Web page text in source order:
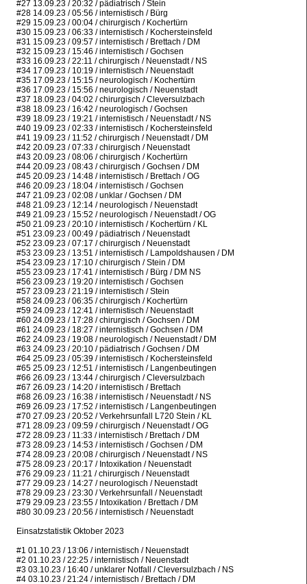
#27 13.09.23 / 20:32 / pädiatrisch / Stein
#28 14.09.23 / 05:56 / internistisch / Bürg
#29 15.09.23 / 00:04 / chirurgisch / Kochertürn
#30 15.09.23 / 06:33 / internistisch / Kochersteinsfeld
#31 15.09.23 / 09:57 / internistisch / Brettach / DM
#32 15.09.23 / 15:46 / internistisch / Gochsen
#33 16.09.23 / 22:11 / chirurgisch / Neuenstadt / NS
#34 17.09.23 / 10:19 / internistisch / Neuenstadt
#35 17.09.23 / 15:15 / neurologisch / Kochertürn
#36 17.09.23 / 15:56 / neurologisch / Neuenstadt
#37 18.09.23 / 04:02 / chirurgisch / Cleversulzbach
#38 18.09.23 / 16:42 / neurologisch / Gochsen
#39 18.09.23 / 19:21 / internistisch / Neuenstadt / NS
#40 19.09.23 / 02:33 / internistisch / Kochersteinsfeld
#41 19.09.23 / 11:52 / chirurgisch / Neuenstadt / DM
#42 20.09.23 / 07:33 / chirurgisch / Neuenstadt
#43 20.09.23 / 08:06 / chirurgisch / Kochertürn
#44 20.09.23 / 08:43 / chirurgisch / Gochsen / DM
#45 20.09.23 / 14:48 / internistisch / Brettach / OG
#46 20.09.23 / 18:04 / internistisch / Gochsen
#47 21.09.23 / 02:08 / unklar / Gochsen / DM
#48 21.09.23 / 12:14 / neurologisch / Neuenstadt
#49 21.09.23 / 15:52 / neurologisch / Neuenstadt / OG
#50 21.09.23 / 20:10 / internistisch / Kochertürn / KL
#51 23.09.23 / 00:49 / pädiatrisch / Neuenstadt
#52 23.09.23 / 07:17 / chirurgisch / Neuenstadt
#53 23.09.23 / 13:51 / internistisch / Lampoldshausen / DM
#54 23.09.23 / 17:10 / chirurgisch / Stein / DM
#55 23.09.23 / 17:41 / internistisch / Bürg / DM NS
#56 23.09.23 / 19:20 / internistisch / Gochsen
#57 23.09.23 / 21:19 / internistisch / Stein
#58 24.09.23 / 06:35 / chirurgisch / Kochertürn
#59 24.09.23 / 12:41 / internistisch / Neuenstadt
#60 24.09.23 / 17:28 / chirurgisch / Gochsen / DM
#61 24.09.23 / 18:27 / internistisch / Gochsen / DM
#62 24.09.23 / 19:08 / neurologisch / Neuenstadt / DM
#63 24.09.23 / 20:10 / pädiatrisch / Gochsen / DM
#64 25.09.23 / 05:39 / internistisch / Kochersteinsfeld
#65 25.09.23 / 12:51 / internistisch / Langenbeutingen
#66 26.09.23 / 13:44 / chirurgisch / Cleversulzbach
#67 26.09.23 / 14:20 / internistisch / Brettach
#68 26.09.23 / 16:38 / internistisch / Neuenstadt / NS
#69 26.09.23 / 17:52 / internistisch / Langenbeutingen
#70 27.09.23 / 20:52 / Verkehrsunfall L720 Stein / KL
#71 28.09.23 / 09:59 / chirurgisch / Neuenstadt / OG
#72 28.09.23 / 11:33 / internistisch / Brettach / DM
#73 28.09.23 / 14:53 / internistisch / Gochsen / DM
#74 28.09.23 / 20:08 / chirurgisch / Neuenstadt / NS
#75 28.09.23 / 20:17 / Intoxikation / Neuenstadt
#76 29.09.23 / 11:21 / chirurgisch / Neuenstadt
#77 29.09.23 / 14:27 / neurologisch / Neuenstadt
#78 29.09.23 / 23:30 / Verkehrsunfall / Neuenstadt
#79 29.09.23 / 23:55 / Intoxikation / Brettach / DM
#80 30.09.23 / 20:56 / internistisch / Neuenstadt
Einsatzstatistik Oktober 2023
#1 01.10.23 / 13:06 / internistisch / Neuenstadt
#2 01.10.23 / 22:25 / internistisch / Neuenstadt
#3 03.10.23 / 16:40 / unklarer Notfall / Cleversulzbach / NS
#4 03.10.23 / 21:24 / internistisch / Brettach / DM